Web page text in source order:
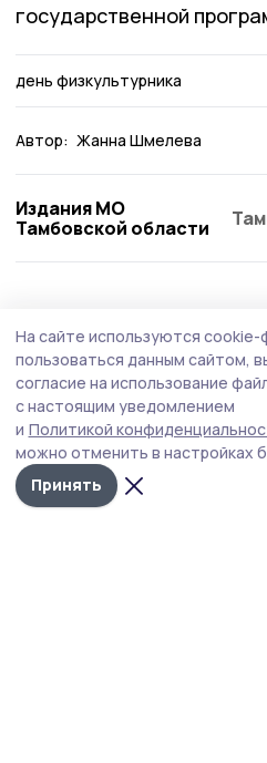
государственной
день физкультурника
Автор: Жанна Шмелева
Издания МО
Тамбовской области
Об аномальной жаре
петровцев
В Тамбовской области
температуры воздуха до +35
На сайте используются cookie-
пользоваться данным сайтом,
согласие на использование
с настоящим уведомлением
и Политикой
можно отменить в настройках
Принять